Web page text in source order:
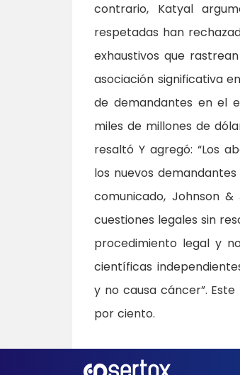
contrario, Katyal
respetadas han
exhaustivos que
asociación significativa
de demandantes en el
miles de millones de
resaltó Y agregó: “Los
los nuevos
comunicado, Johnson
cuestiones legales sin
procedimiento legal y
científicas
y no causa cáncer”.
por ciento.